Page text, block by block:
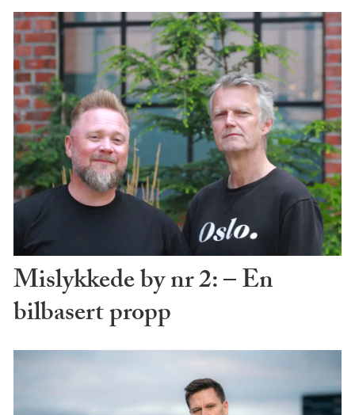
Mislykkede by nr 2: – En
bilbasert propp